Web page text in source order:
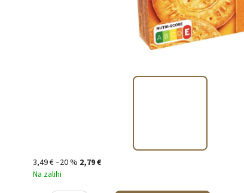
3,49 €–20 % 2,79 €
Na zalihi